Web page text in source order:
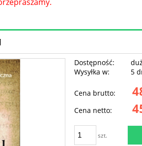
Dostępność:
Wysyłka w:
5
Cena brutto:
Cena netto:
szt.